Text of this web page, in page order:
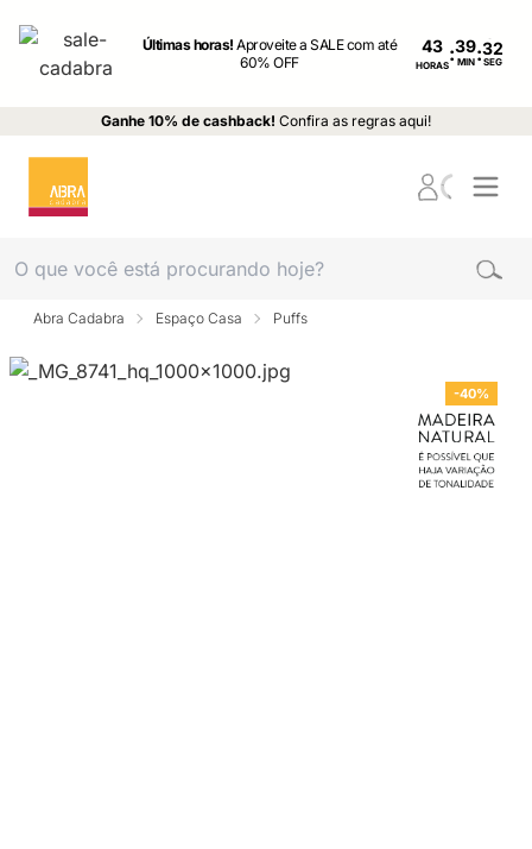
Últimas horas!Aproveite a SALE com até
60% OFF
43
HORAS: MIN : SEG
Ganhe 10% de cashback! Confira as regras aqui!
Abra Cadabra Espaço Casa Puffs
-40%